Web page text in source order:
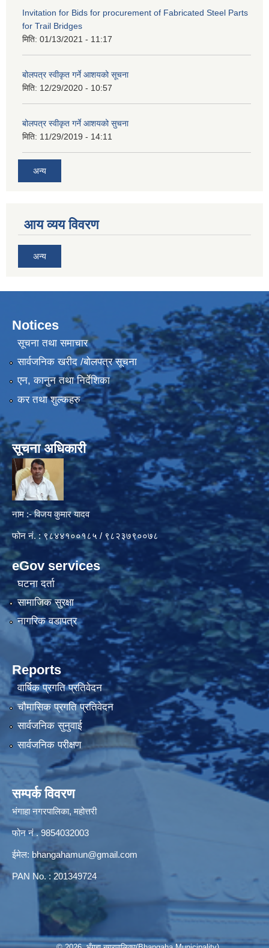
Invitation for Bids for procurement of Fabricated Steel Parts
for Trail Bridges
मिति: 01/13/2021 - 11:17
बोलपत्र स्वीकृत गर्ने आशयको सूचना
मिति: 12/29/2020 - 10:57
बोलपत्र स्वीकृत गर्ने आशयको सुचना
मिति: 11/29/2019 - 14:11
अन्य
आय व्यय विवरण
अन्य
Notices
सूचना तथा समाचार
सार्वजनिक खरीद /बोलपत्र सूचना
एन, कानुन तथा निर्देशिका
कर तथा शुल्कहरु
सूचना अधिकारी
नाम :- विजय कुमार यादव
फोन नं. : ९८४४१००१८५ / ९८२३७९००७८
eGov services
घटना दर्ता
सामाजिक सुरक्षा
नागरिक वडापत्र
Reports
वार्षिक प्रगति प्रतिवेदन
चौमासिक प्रगति प्रतिवेदन
सार्वजनिक सुनुवाई
सार्वजनिक परीक्षण
सम्पर्क विवरण
भंगाहा नगरपालिका, महोत्तरी
फोन नं . 9854032003
ईमेल: bhangahamun@gmail.com
PAN No. : 201349724